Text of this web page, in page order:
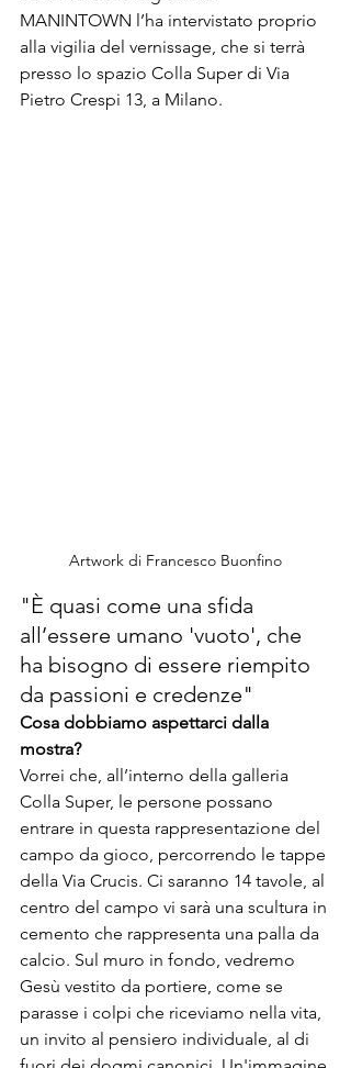
MANINTOWN l’ha intervistato proprio
alla vigilia del vernissage, che si terrà
presso lo spazio Colla Super di Via
Pietro Crespi 13, a Milano.
Artwork di Francesco Buonfino
"È quasi come una sfida
all’essere umano 'vuoto', che
ha bisogno di essere riempito
da passioni e credenze"
Cosa dobbiamo aspettarci dalla
mostra?
Vorrei che, all’interno della galleria
Colla Super, le persone possano
entrare in questa rappresentazione del
campo da gioco, percorrendo le tappe
della Via Crucis. Ci saranno 14 tavole, al
centro del campo vi sarà una scultura in
cemento che rappresenta una palla da
calcio. Sul muro in fondo, vedremo
Gesù vestito da portiere, come se
parasse i colpi che riceviamo nella vita,
un invito al pensiero individuale, al di